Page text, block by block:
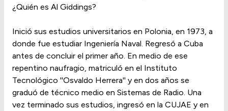
¿Quién es Al Giddings?
Inició sus estudios universitarios en Polonia, en 1973, a
donde fue estudiar Ingeniería Naval. Regresó a Cuba
antes de concluir el primer año. En medio de ese
repentino naufragio, matriculó en el Instituto
Tecnológico ''Osvaldo Herrera'' y en dos años se
graduó de técnico medio en Sistemas de Radio. Una
vez terminado sus estudios, ingresó en la CUJAE y en